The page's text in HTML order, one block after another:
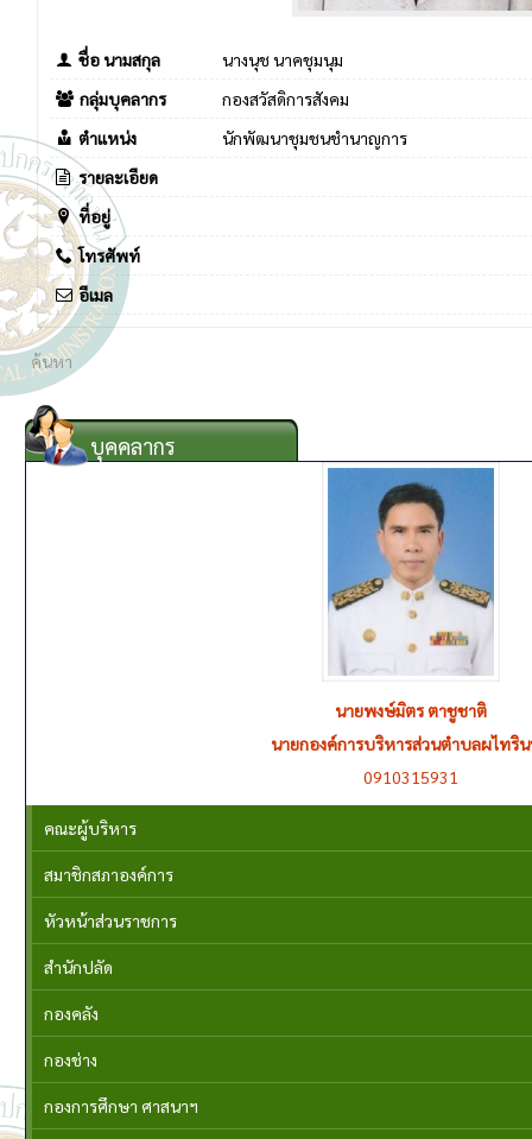
ชื่อ นามสกุล
นางนุช นาคชุมนุม
กลุ่มบุคลากร
กองสวัสดิการสังคม
ตำแหน่ง
นักพัฒนาชุมชนชำนาญการ
รายละเอียด
ที่อยู่
โทรศัพท์
อีเมล
บุคคลากร
นายพงษ์มิตร ตาชูชาติ
นายกองค์การบริหารส่วนตำบลผไทริ
0910315931
คณะผู้บริหาร
สมาชิกสภาองค์การ
หัวหน้าส่วนราชการ
สำนักปลัด
กองคลัง
กองช่าง
กองการศึกษา ศาสนาฯ